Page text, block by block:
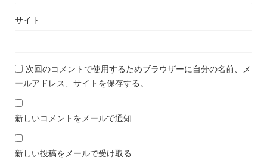
サイト
次回のコメントで使用するためブラウザーに自分の名前、メ
ールアドレス、サイトを保存する。
新しいコメントをメールで通知
新しい投稿をメールで受け取る